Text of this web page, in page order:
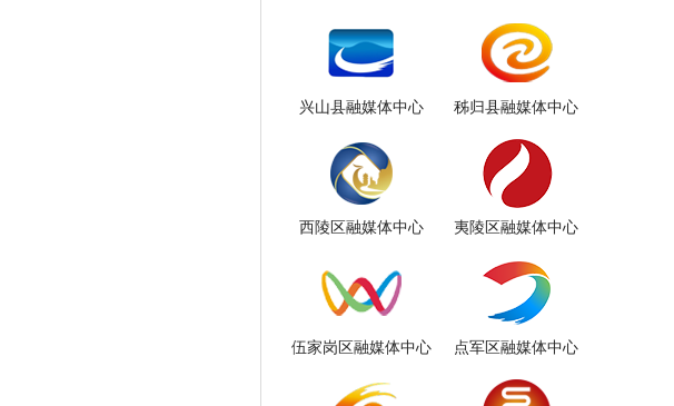
兴山县融媒体中心 秭归县融媒体中心
西陵区融媒体中心 夷陵区融媒体中心
伍家岗区融媒体中心 点军区融媒体中心